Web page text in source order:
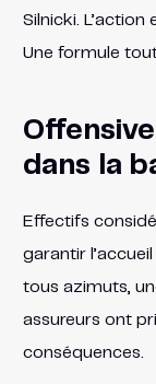
Silnicki.
Une formule
dans la
Effectifs
garantir
tous azimuts,
assureurs ont
conséquences.